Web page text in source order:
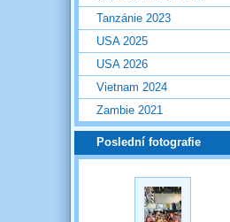
Tanzánie 2023
USA 2025
USA 2026
Vietnam 2024
Zambie 2021
Poslední fotografie